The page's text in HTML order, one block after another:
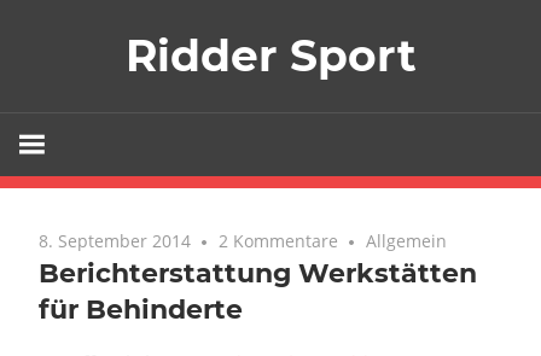
Ridder Sport
8. September 2014 2 Kommentare Allgemein
Berichterstattung Werkstätten
für Behinderte